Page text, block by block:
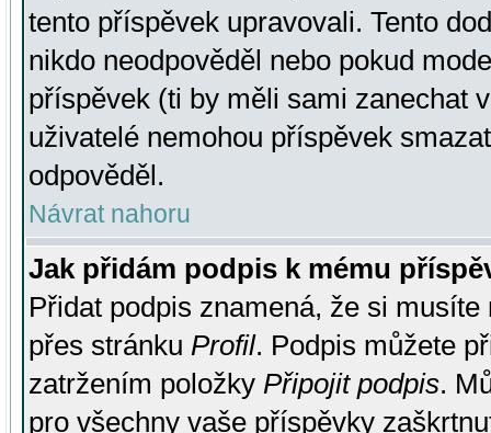
tento příspěvek upravovali. Tento
nikdo neodpověděl nebo pokud
příspěvek (ti by měli sami zanechat
uživatelé nemohou příspěvek
odpověděl.
Návrat nahoru
Jak přidám podpis k mému
Přidat podpis znamená, že si
přes stránku Profil. Podpis můžete
zatržením položky Připojit podpis.
pro všechny vaše příspěvky